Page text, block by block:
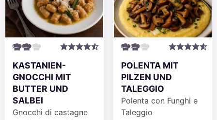
KASTANIEN-
GNOCCHI MIT
BUTTER UND
SALBEI
Gnocchi di castagne
POLENTA MIT
PILZEN UND
TALEGGIO
Polenta con Funghi e
Taleggio